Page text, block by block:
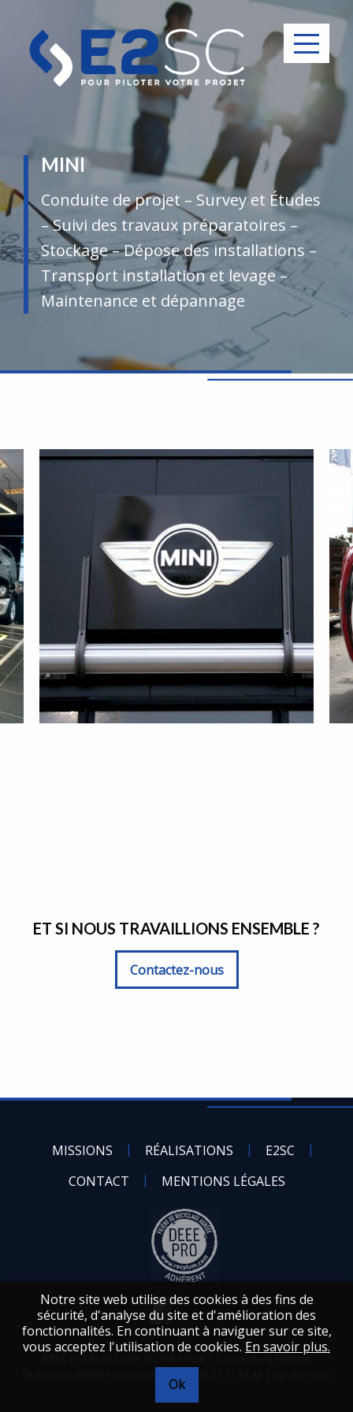
MINI
Conduite de projet – Survey et Études
– Suivi des travaux préparatoires –
Stockage – Dépose des installations –
Transport installation et levage –
Maintenance et dépannage
Menu
ET SI NOUS TRAVAILLIONS ENSEMBLE ?
Contactez-nous
MISSIONS RÉALISATIONS
E2SC
CONTACT
MENTIONS LÉGALES
2 rue de la Flamme
sur
Notre site web utilise des cookies à des fins de
sécurité, d'analyse du site et d'amélioration des
fonctionnalités. En continuant à naviguer sur ce site,
vous acceptez l'utilisation de cookies. En savoir plus.
Ok